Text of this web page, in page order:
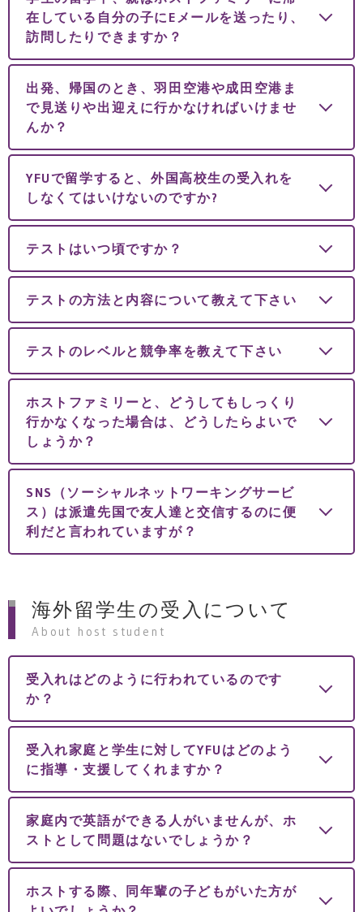
在している自分の子にEメールを送ったり、
訪問したりできますか？
出発、帰国のとき、羽田空港や成田空港ま
で見送りや出迎えに行かなければいけませ
んか？
YFUで留学すると、外国高校生の受入れを
しなくてはいけないのですか?
テストはいつ頃ですか？
テストの方法と内容について教えて下さい
テストのレベルと競争率を教えて下さい
ホストファミリーと、どうしてもしっくり
行かなくなった場合は、どうしたらよいで
しょうか？
SNS（ソーシャルネットワーキングサービ
ス）は派遣先国で友人達と交信するのに便
利だと言われていますが？
海外留学生の受入について
About host student
受入れはどのように行われているのです
か？
受入れ家庭と学生に対してYFUはどのよう
に指導・支援してくれますか？
家庭内で英語ができる人がいませんが、ホ
ストとして問題はないでしょうか？
ホストする際、同年輩の子どもがいた方が